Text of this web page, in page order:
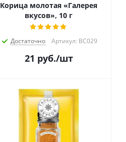
Корица молотая «Галерея
вкусов», 10 г
Достаточно Артикул: ВС029
21 руб./шт